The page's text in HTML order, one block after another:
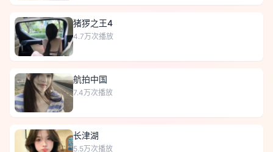
猪猡之王4
4.7万次播放
航拍中国
7.4万次播放
长津湖
5.5万次播放